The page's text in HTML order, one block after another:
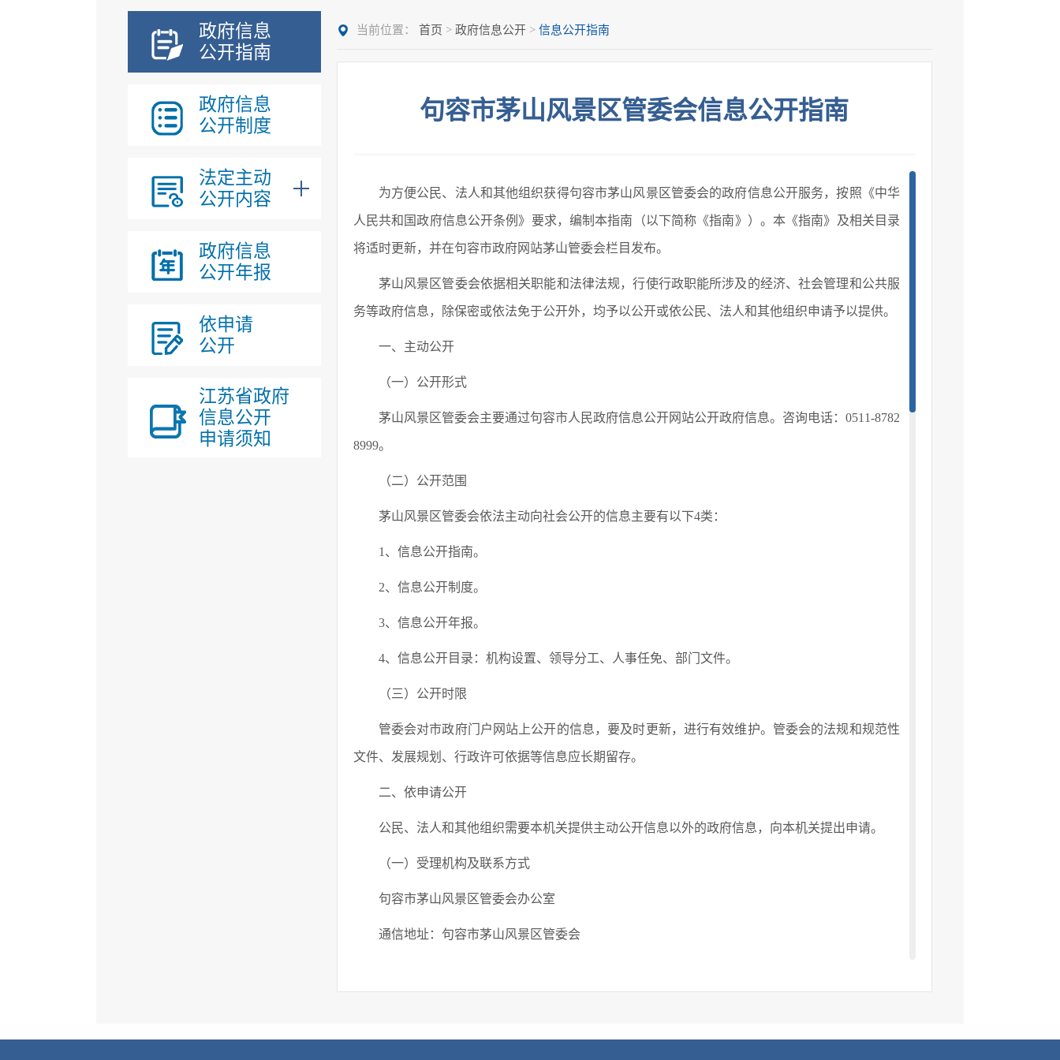
政府信息
公开指南
政府信息
公开制度
法定主动
公开内容
政府信息
公开年报
依申请
公开
江苏省政府
信息公开
申请须知
当前位置： 首页 > 政府信息公开> 信息公开指南
句容市茅山风景区管委会信息公开指南
为方便公民、法人和其他组织获得句容市茅山风景区管委会的政府信息公开服务，按照《中华
人民共和国政府信息公开条例》要求，编制本指南（以下简称《指南》）。本《指南》及相关目录
将适时更新，并在句容市政府网站茅山管委会栏目发布。
茅山风景区管委会依据相关职能和法律法规，行使行政职能所涉及的经济、社会管理和公共服
务等政府信息，除保密或依法免于公开外，均予以公开或依公民、法人和其他组织申请予以提供。
一、主动公开
（一）公开形式
茅山风景区管委会主要通过句容市人民政府信息公开网站公开政府信息。咨询电话：0511-8782
8999。
（二）公开范围
茅山风景区管委会依法主动向社会公开的信息主要有以下4类：
1、信息公开指南。
2、信息公开制度。
3、信息公开年报。
4、信息公开目录：机构设置、领导分工、人事任免、部门文件。
（三）公开时限
管委会对市政府门户网站上公开的信息，要及时更新，进行有效维护。管委会的法规和规范性
文件、发展规划、行政许可依据等信息应长期留存。
二、依申请公开
公民、法人和其他组织需要本机关提供主动公开信息以外的政府信息，向本机关提出申请。
（一）受理机构及联系方式
句容市茅山风景区管委会办公室
通信地址：句容市茅山风景区管委会
传真电话：0511-87828238